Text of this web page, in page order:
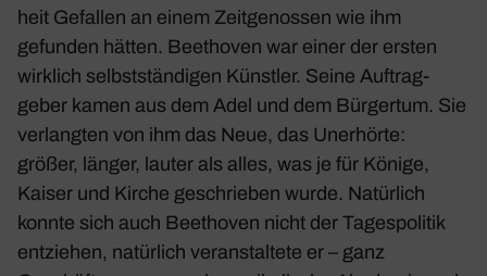
heit Gefallen an einem Zeit­ge­nossen wie ihm
gefunden hätten. Beet­hoven war einer der ersten
wirk­lich selbst­stän­digen Künstler. Seine Auftrag­
geber kamen aus dem Adel und dem Bürgertum. Sie
verlangten von ihm das Neue, das Uner­hörte:
größer, länger, lauter als alles, was je für Könige,
Kaiser und Kirche geschrieben wurde. Natür­lich
konnte sich auch Beet­hoven nicht der Tages­po­litik
entziehen, natür­lich veran­stal­tete er – ganz